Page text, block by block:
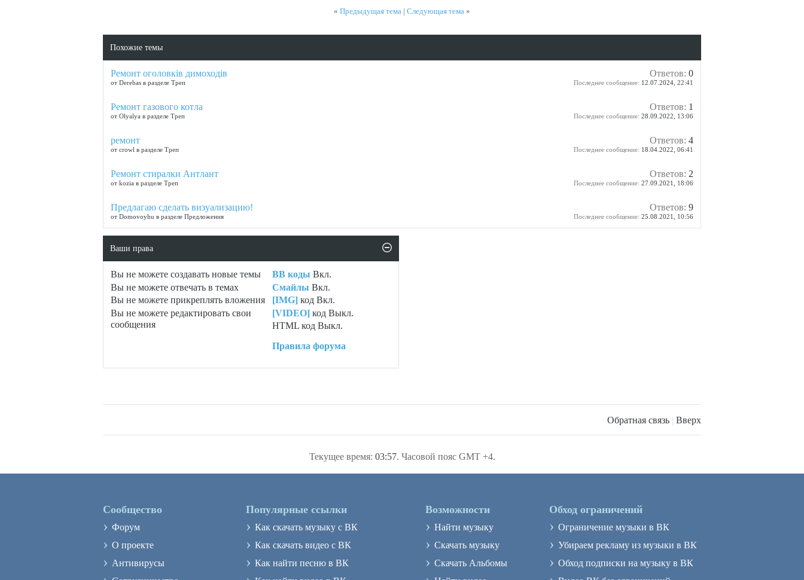
« Предыдущая тема | Следующая тема »
Похожие темы
Ремонт оголовків димоходів
от Derebas в разделе Треп
Ответов: 0
Последнее сообщение: 12.07.2024, 22:41
Ремонт газового котла
от Olyalya в разделе Треп
Ответов: 1
Последнее сообщение: 28.09.2022, 13:06
ремонт
от crowl в разделе Треп
Ответов: 4
Последнее сообщение: 18.04.2022, 06:41
Ремонт стиралки Антлант
от kozia в разделе Треп
Ответов: 2
Последнее сообщение: 27.09.2021, 18:06
Предлагаю сделать визуализацию!
от Domovoyhu в разделе Предложения
Ответов: 9
Последнее сообщение: 25.08.2021, 10:56
Ваши права
Вы не можете создавать новые темы
Вы не можете отвечать в темах
Вы не можете прикреплять вложения
Вы не можете редактировать свои
сообщения
BB коды Вкл.
Смайлы Вкл.
[IMG] кодВкл.
[VIDEO] кодВыкл.
HTML кодВыкл.
Правила форума
Обратная связь | Вверх
Текущее время: 03:57. Часовой пояс GMT +4.
Сообщество
› Форум
› О проекте
› Антивирусы
Популярные ссылки
› Как скачать музыку с ВК
› Как скачать видео с ВК
› Как найти песню в ВК
Возможности
› Найти музыку
› Скачать музыку
› Скачать Альбомы
Обход ограничений
› Ограничение музыки в ВК
› Убираем рекламу из музыки в ВК
› Обход подписки на музыку в ВК